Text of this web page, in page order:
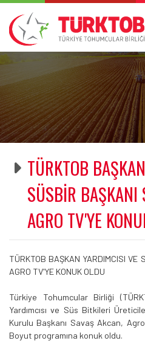
TÜRKTOB
SÜSBİR BAŞKANI
AGRO TV'YE
TÜRKTOB BAŞKAN YARDIMCISI VE
AGRO TV'YE KONUK OLDU
Türkiye Tohumcular Birliği
Yardımcısı ve Süs Bitkileri
Kurulu Başkanı Savaş Akcan,
Boyut programına konuk oldu.